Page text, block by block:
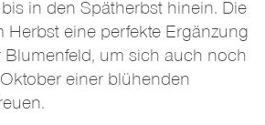
in den Spätherbst hinein. Die
Herbst eine perfekte Ergänzung
Blumenfeld, um sich auch noch
einer blühenden